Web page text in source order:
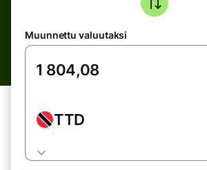
Muunnettu valuutaksi
TTD